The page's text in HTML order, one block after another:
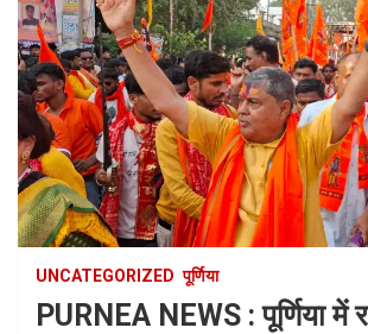
UNCATEGORIZED पूर्णिया
PURNEA NEWS : पूर्णिया में